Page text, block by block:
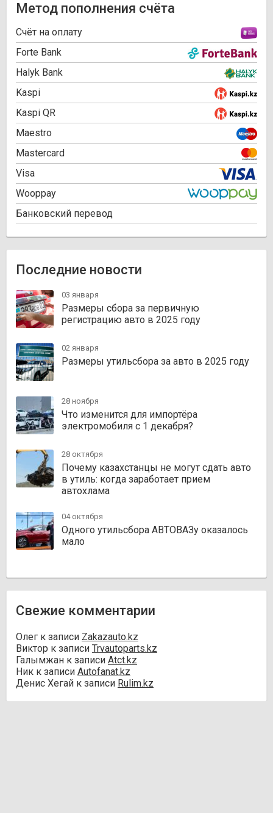
Метод пополнения счёта
Cчёт на оплату
Forte Bank
Halyk Bank
Kaspi
Kaspi QR
Maestro
Mastercard
Visa
Wooppay
Банковский перевод
Последние новости
03 января
Размеры сбора за первичную
регистрацию авто в 2025 году
02 января
Размеры утильсбора за авто в 2025 году
28 ноября
Что изменится для импортёра
электромобиля с 1 декабря?
28 октября
Почему казахстанцы не могут сдать авто
в утиль: когда заработает прием
автохлама
04 октября
Одного утильсбора АВТОВАЗу оказалось
мало
Свежие комментарии
Олег к записи Zakazauto.kz
Виктор к записи Trvautoparts.kz
Галымжан к записи Atct.kz
Ник к записи Autofanat.kz
Денис Хегай к записи Rulim.kz